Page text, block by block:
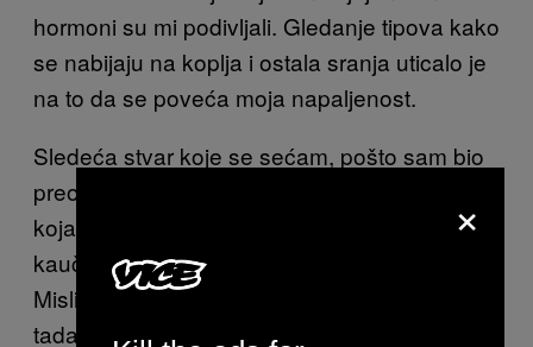
hormoni su mi podivljali. Gledanje tipova kako
se nabijaju na koplja i ostala sranja uticalo je
na to da se poveća moja napaljenost.
Sledeća stvar koje se sećam, pošto sam bio
preokupiran Raselom Krouom, je moja majka
koja viče da nadglasa film sa druge strane
kauča kako sutra imam fudbalski trening.
Mislim da sam najbrže u životu ikad reagovao
tada. Odmah sam pokrio devojku ćebetom
×